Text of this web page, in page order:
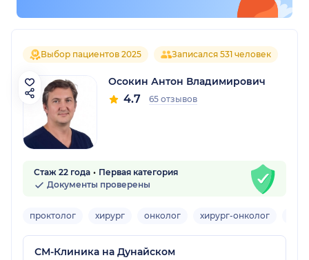
Выбор пациентов 2025 Записался 531 человек
Осокин Антон Владимирович
4.7 65 отзывов
Стаж 22 года
Первая категория
Документы проверены
проктолог хирург онколог хирург-онколог
СМ-Клиника на Дунайском